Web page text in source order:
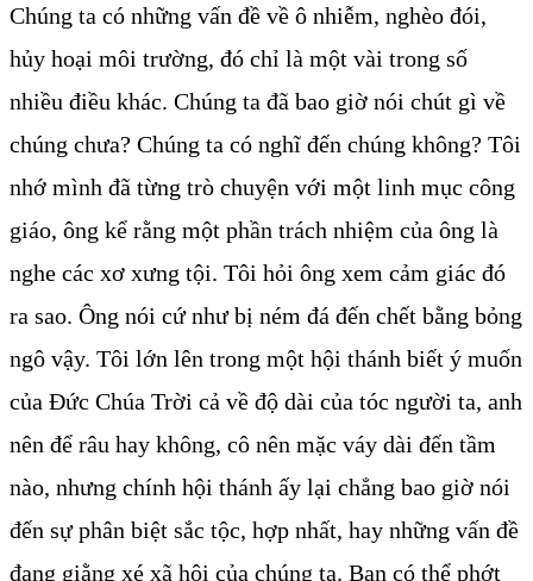
Chúng ta có những vấn đề về ô nhiễm, nghèo đói,
hủy hoại môi trường, đó chỉ là một vài trong số
nhiều điều khác. Chúng ta đã bao giờ nói chút gì về
chúng chưa? Chúng ta có nghĩ đến chúng không? Tôi
nhớ mình đã từng trò chuyện với một linh mục công
giáo, ông kể rằng một phần trách nhiệm của ông là
nghe các xơ xưng tội. Tôi hỏi ông xem cảm giác đó
ra sao. Ông nói cứ như bị ném đá đến chết bằng bỏng
ngô vậy. Tôi lớn lên trong một hội thánh biết ý muốn
của Đức Chúa Trời cả về độ dài của tóc người ta, anh
nên để râu hay không, cô nên mặc váy dài đến tầm
nào, nhưng chính hội thánh ấy lại chẳng bao giờ nói
đến sự phân biệt sắc tộc, hợp nhất, hay những vấn đề
đang giằng xé xã hội của chúng ta. Bạn có thể phớt